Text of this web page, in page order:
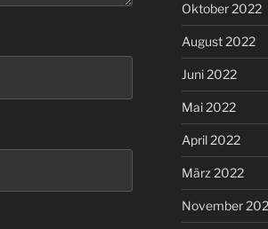
Oktober 2022
August 2022
Juni 2022
Mai 2022
April 2022
März 2022
November